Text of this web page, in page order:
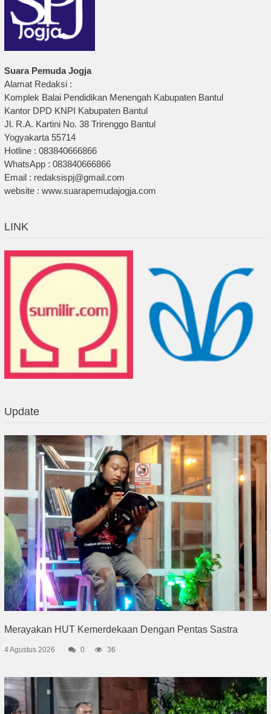
Suara Pemuda Jogja
Alamat Redaksi :
Komplek Balai Pendidikan Menengah Kabupaten Bantul
Kantor DPD KNPI Kabupaten Bantul
Jl. R.A. Kartini No. 38 Trirenggo Bantul
Yogyakarta 55714
Hotline : 083840666866
WhatsApp : 083840666866
Email : redaksispj@gmail.com
website : www.suarapemudajogja.com
LINK
Update
Merayakan HUT Kemerdekaan Dengan Pentas Sastra
4 Agustus 2026 0 36